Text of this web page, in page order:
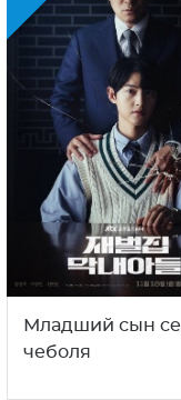
Младший сын
чеболя